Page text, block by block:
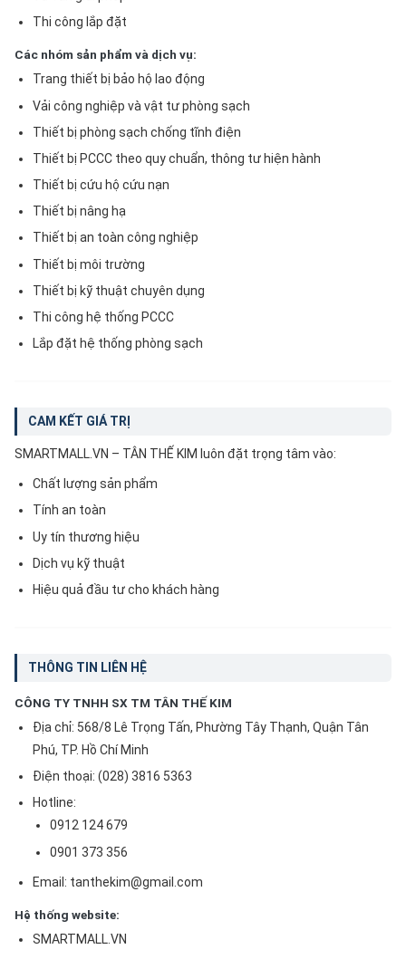
Thi công lắp đặt
Các nhóm sản phẩm và dịch vụ:
Trang thiết bị bảo hộ lao động
Vải công nghiệp và vật tư phòng sạch
Thiết bị phòng sạch chống tĩnh điện
Thiết bị PCCC theo quy chuẩn, thông tư hiện hành
Thiết bị cứu hộ cứu nạn
Thiết bị nâng hạ
Thiết bị an toàn công nghiệp
Thiết bị môi trường
Thiết bị kỹ thuật chuyên dụng
Thi công hệ thống PCCC
Lắp đặt hệ thống phòng sạch
CAM KẾT GIÁ TRỊ
SMARTMALL.VN – TÂN THẾ KIM luôn đặt trọng tâm vào:
Chất lượng sản phẩm
Tính an toàn
Uy tín thương hiệu
Dịch vụ kỹ thuật
Hiệu quả đầu tư cho khách hàng
THÔNG TIN LIÊN HỆ
CÔNG TY TNHH SX TM TÂN THẾ KIM
Địa chỉ: 568/8 Lê Trọng Tấn, Phường Tây Thạnh, Quận Tân
Phú, TP. Hồ Chí Minh
Điện thoại: (028) 3816 5363
Hotline:
0912 124 679
0901 373 356
Email: tanthekim@gmail.com
Hệ thống website:
SMARTMALL.VN